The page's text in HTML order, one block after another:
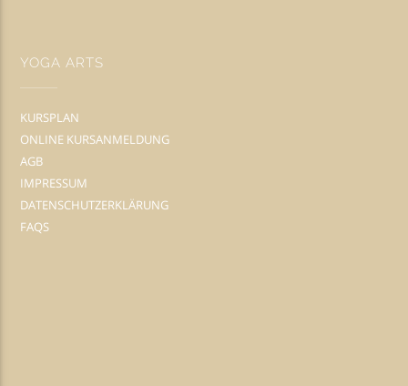
YOGA ARTS
KURSPLAN
ONLINE KURSANMELDUNG
AGB
IMPRESSUM
DATENSCHUTZERKLÄRUNG
FAQS